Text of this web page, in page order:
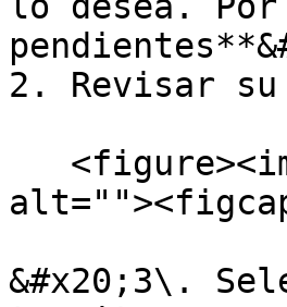
2. Revisar
&#x20;3\.